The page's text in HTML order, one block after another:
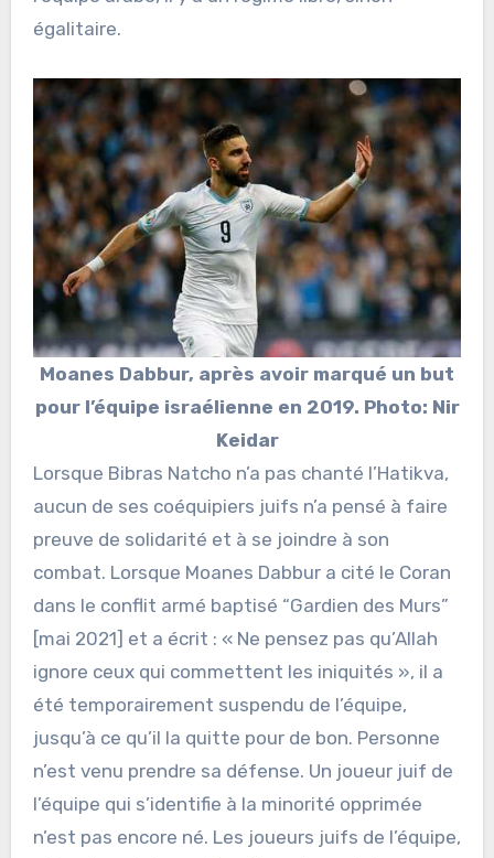
égalitaire.
Moanes Dabbur, après avoir marqué un but
pour l’équipe israélienne en 2019. Photo: Nir
Keidar
Lorsque Bibras Natcho n’a pas chanté l’Hatikva,
aucun de ses coéquipiers juifs n’a pensé à faire
preuve de solidarité et à se joindre à son
combat. Lorsque Moanes Dabbur a cité le Coran
dans le conflit armé baptisé “Gardien des Murs”
[mai 2021] et a écrit : « Ne pensez pas qu’Allah
ignore ceux qui commettent les iniquités », il a
été temporairement suspendu de l’équipe,
jusqu’à ce qu’il la quitte pour de bon. Personne
n’est venu prendre sa défense. Un joueur juif de
l’équipe qui s’identifie à la minorité opprimée
n’est pas encore né. Les joueurs juifs de l’équipe,